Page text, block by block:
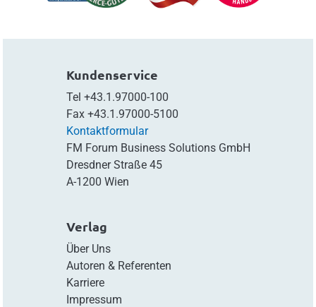
Kundenservice
Tel +43.1.97000-100
Fax +43.1.97000-5100
Kontaktformular
FM Forum Business Solutions GmbH
Dresdner Straße 45
A-1200 Wien
Verlag
Über Uns
Autoren & Referenten
Karriere
Impressum